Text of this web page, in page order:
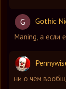
G
Gothic
Maning, а если
ни о чем